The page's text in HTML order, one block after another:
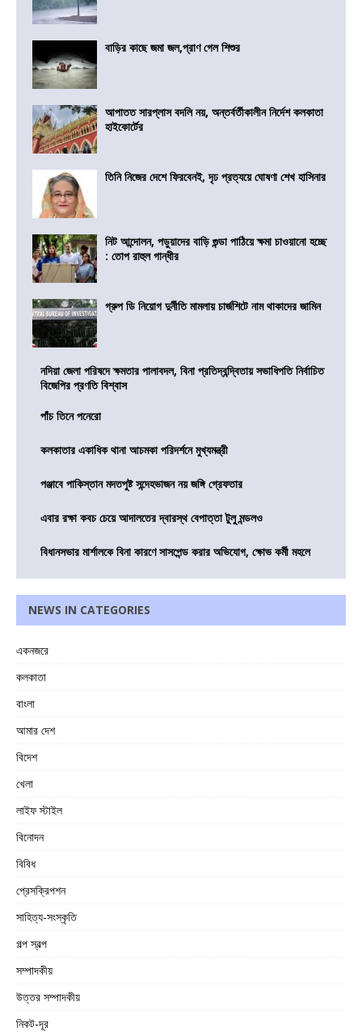
বাড়ির কাছে জমা জল,প্রাণ গেল শিশুর
আপাতত সারপ্লাস বদলি নয়, অন্তর্বর্তীকালীন নির্দেশ কলকাতা
হাইকোর্টের
তিনি নিজের দেশে ফিরবেনই, দৃঢ প্রত্যয়ে ঘোষণা শেখ হাসিনার
নিট আন্দোলন, পড়ুয়াদের বাড়ি গুন্ডা পাঠিয়ে ক্ষমা চাওয়ানো হচ্ছে
: তোপ রাহুল গান্ধীর
গ্রুপ ডি নিয়োগ দুর্নীতি মামলায় চার্জশিটে নাম থাকাদের জামিন
নদিয়া জেলা পরিষদে ক্ষমতার পালাবদল, বিনা প্রতিদ্বন্দ্বিতায় সভাধিপতি নির্বাচিত
বিজেপির প্রণতি বিশ্বাস
পাঁচ তিনে পনেরো
কলকাতার একাধিক থানা আচমকা পরিদর্শনে মুখ্যমন্ত্রী
পঞ্জাবে পাকিস্তান মদতপুষ্ট সন্দেহভাজন নয় জঙ্গি গ্রেফতার
এবার রক্ষা কবচ চেয়ে আদালতের দ্বারস্থ বেপাত্তা টুলু মন্ডলও
বিধানসভার মার্শালকে বিনা কারণে সাসপেন্ড করার অভিযোগ, ক্ষোভ কর্মী মহলে
NEWS IN CATEGORIES
একনজরে
কলকাতা
বাংলা
আমার দেশ
বিদেশ
খেলা
লাইফ স্টাইল
বিনোদন
বিবিধ
প্রেসক্রিপশন
সাহিত্য-সংস্কৃতি
গল্প স্বল্প
সম্পাদকীয়
উত্তর সম্পাদকীয়
নিকট-দূর